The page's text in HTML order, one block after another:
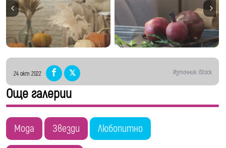
24 окт 2022 Източник: iStock
Още галерии
Мода Звезди Любопитно